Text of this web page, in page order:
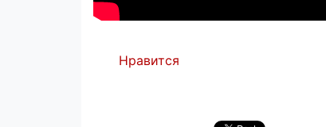
Нравится